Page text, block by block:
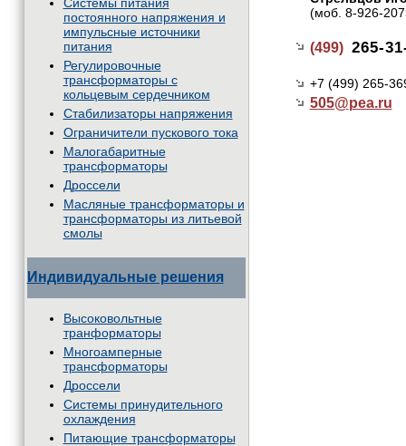
постоянного напряжения и
импульсные источники
питания
Регулировочные
трансформаторы с
кольцевым сердечником
Стабилизаторы напряжения
Ограничители пускового тока
Малогабаритные
трансформаторы
Дроссели
Масляные трансформаторы и
трансформаторы из литьевой
смолы
Индивидуальные решения
Высоковольтные
транформаторы
Многоамперные
трансформаторы
Дроссели
Системы принудительного
охлаждения
Питающие трансформаторы
(моб. 8-926-
(499) 265-
+7 (499) 265-
505@pea.ru